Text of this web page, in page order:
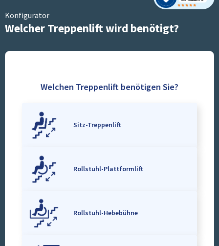
Konfigurator
Welcher Treppenlift wird benötigt?
Welchen Treppenlift benötigen Sie?
Sitz-Treppenlift
Rollstuhl-Plattformlift
Rollstuhl-Hebebühne